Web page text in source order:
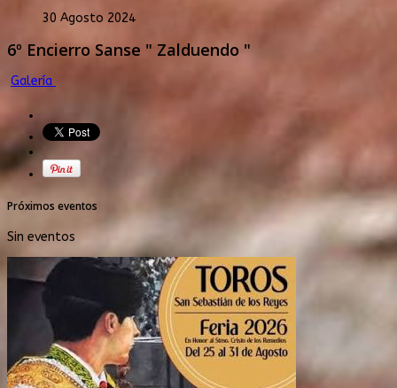
30 Agosto 2024
6º Encierro Sanse " Zalduendo "
Galería
Próximos eventos
Sin eventos